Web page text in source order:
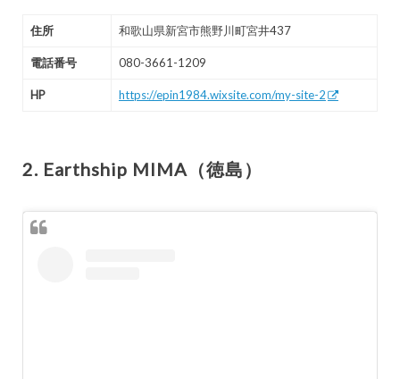
住所 和歌山県新宮市熊野川町宮井437
電話番号 080-3661-1209
HP https://epin1984.wixsite.com/my-site-2
2. Earthship MIMA（徳島）